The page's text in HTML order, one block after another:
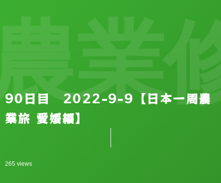
90日目 2022-9-9【日本一周農
業旅 愛媛編】
265 views